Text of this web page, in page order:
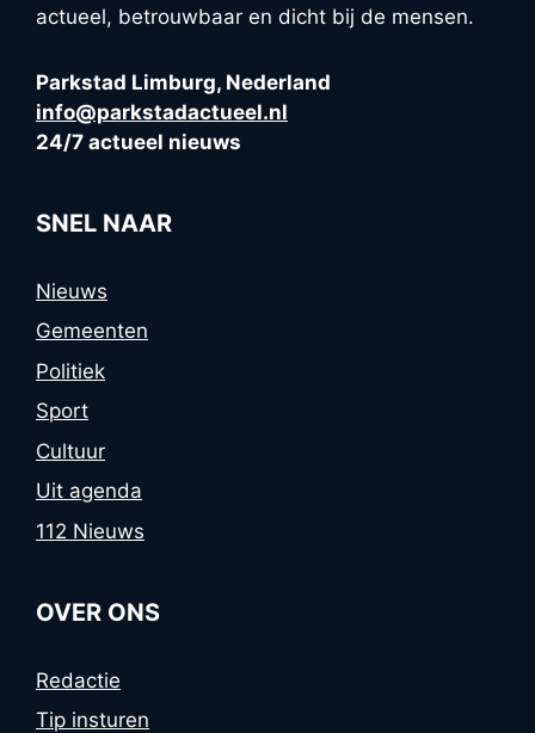
actueel, betrouwbaar en dicht bij de mensen.
Parkstad Limburg, Nederland
info@parkstadactueel.nl
24/7 actueel nieuws
SNEL NAAR
Nieuws
Gemeenten
Politiek
Sport
Cultuur
Uit agenda
112 Nieuws
OVER ONS
Redactie
Tip insturen